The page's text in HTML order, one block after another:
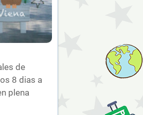
de
8 dias a
plena